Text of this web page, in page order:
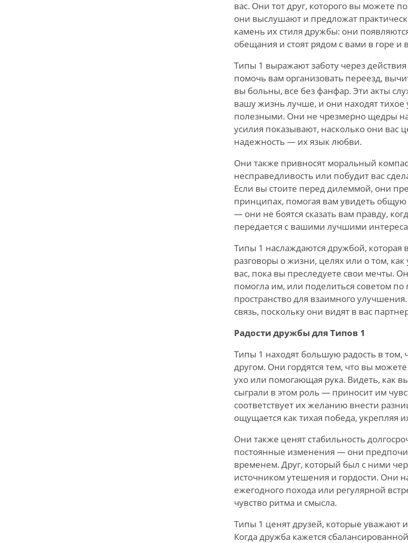
вас. Они тот друг, которого вы можете
они выслушают и предложат
камень их стиля дружбы: они
обещания и стоят рядом с вами в горе и
Типы 1 выражают заботу через
помочь вам организовать переезд,
вы больны, все без фанфар. Эти акты
вашу жизнь лучше, и они находят
полезными. Они не чрезмерно щедры
усилия показывают, насколько они вас
надежность — их язык любви.
Они также привносят моральный
несправедливость или побудит вас
Если вы стоите перед дилеммой, они
принципах, помогая вам увидеть
— они не боятся сказать вам правду,
передается с вашими лучшими
Типы 1 наслаждаются дружбой, которая
разговоры о жизни, целях или о том,
вас, пока вы преследуете свои мечты.
помогла им, или поделиться советом
пространство для взаимного
связь, поскольку они видят в вас
Радости дружбы для Типов 1
Типы 1 находят большую радость в
другом. Они гордятся тем, что вы
ухо или помогающая рука. Видеть, как
сыграли в этом роль — приносит им
соответствует их желанию внести
ощущается как тихая победа, укрепляя
Они также ценят стабильность
постоянные изменения — они
временем. Друг, который был с ними
источником утешения и гордости. Они
ежегодного похода или регулярной
чувство ритма и смысла.
Типы 1 ценят друзей, которые уважают
Когда дружба кажется